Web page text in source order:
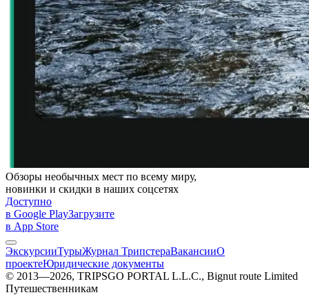
Обзоры необычных мест по всему миру,
новинки и скидки в наших соцсетях
Доступно
в Google PlayЗагрузите
в App Store
ЭкскурсииТурыЖурнал ТрипстераВакансииО
проектеЮридические документы
© 2013—2026, TRIPSGO PORTAL L.L.C., Bignut route Limited
Путешественникам